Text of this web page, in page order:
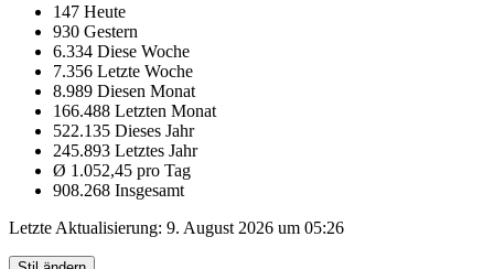
147 Heute
930 Gestern
6.334 Diese Woche
7.356 Letzte Woche
8.989 Diesen Monat
166.488 Letzten Monat
522.135 Dieses Jahr
245.893 Letztes Jahr
Ø 1.052,45 pro Tag
908.268 Insgesamt
Letzte Aktualisierung: 9. August 2026 um 05:26